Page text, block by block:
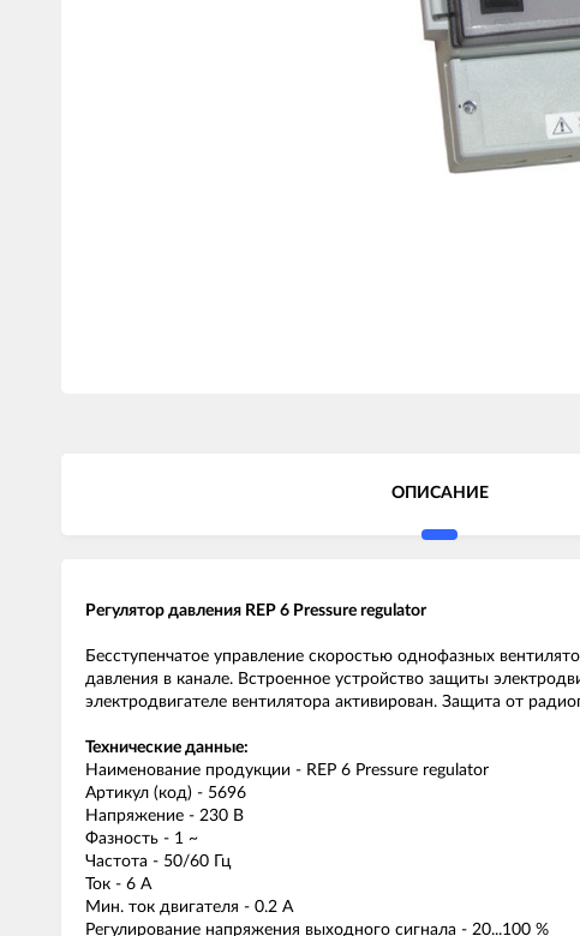
ОПИСАНИЕ
Регулятор давления REP 6 Pressure regulator
Бесступенчатое управление скоростью однофазных
давления в канале. Встроенное устройство защиты
электродвигателе вентилятора активирован. Защита от
Технические данные:
Наименование продукции - REP 6 Pressure regulator
Артикул (код) - 5696
Напряжение - 230 В
Фазность - 1 ~
Частота - 50/60 Гц
Ток - 6 A
Мин. ток двигателя - 0.2 A
Регулирование напряжения выходного сигнала - 20...100 %